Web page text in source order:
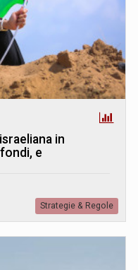
in
e
Strategie & Regole